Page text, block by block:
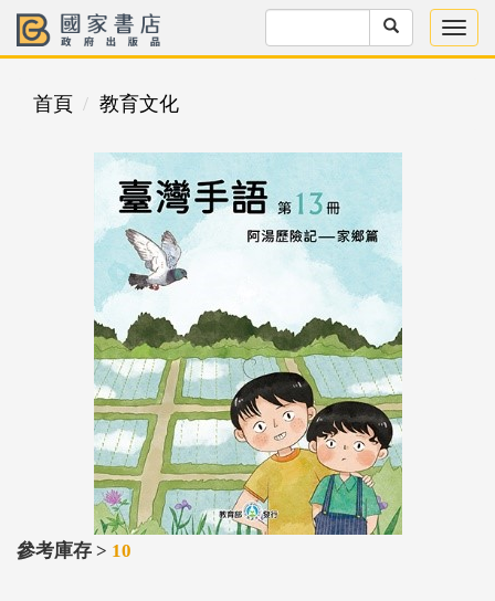
首頁 教育文化
參考庫存 > 10